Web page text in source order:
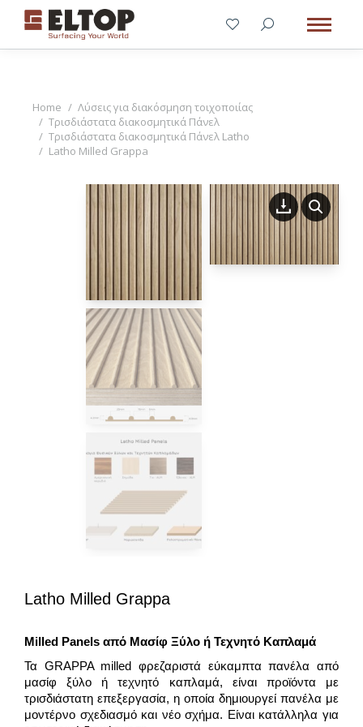
You are here:
Home
Λύσεις για διακόσμηση τοιχοποιίας
Τρισδιάστατα διακοσμητικά Πάνελ
Τρισδιάστατα διακοσμητικά Πάνελ Latho
Latho Milled Grappa
Latho Milled Grappa
Milled Panels από Μασίφ Ξύλο ή Τεχνητό Καπλαμά
Τα GRAPPA milled φρεζαριστά εύκαμπτα πανέλα από
μασίφ ξύλο ή τεχνητό καπλαμά, είναι προϊόντα με
τρισδιάστατη επεξεργασία, η οποία δημιουργεί πανέλα με
μοντέρνο σχεδιασμό και νέο σχήμα. Είναι κατάλληλα για